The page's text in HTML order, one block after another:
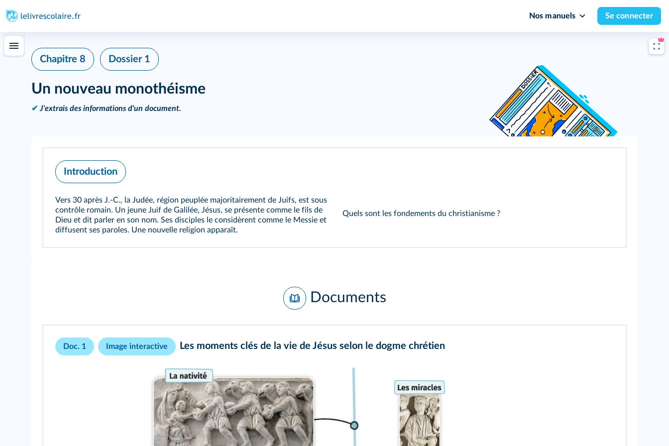
Nos manuels Se connecter
Chapitre 8 Dossier 1
Un nouveau monothéisme
✔ J'extrais des informations d'un document.
Introduction
Vers 30 après J.‑C., la Judée, région peuplée majoritairement de Juifs, est sous
contrôle romain. Un jeune Juif de Galilée, Jésus, se présente comme le fils de
Dieu et dit parler en son nom. Ses disciples le considèrent comme le Messie et
diffusent ses paroles. Une nouvelle religion apparaît.
Quels sont les fondements du christianisme ?
Documents
Doc. 1 Image interactive Les moments clés de la vie de Jésus selon le dogme chrétien